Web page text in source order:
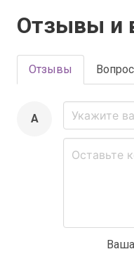
Отзывы и
Отзывы
A